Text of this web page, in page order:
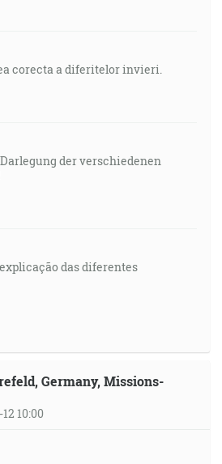
corecta a diferitelor invieri.
der verschiedenen
das diferentes
Germany, Missions-
10:00